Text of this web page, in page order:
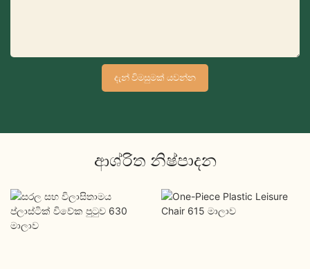
දැන් විමසුමක් යවන්න
ආශ්රිත නිෂ්පාදන